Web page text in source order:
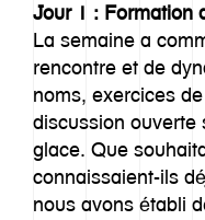
Jour 1 : Formation
La semaine a
rencontre et de
noms, exercices
discussion ouverte
glace. Que
connaissaient-ils
nous avons établi